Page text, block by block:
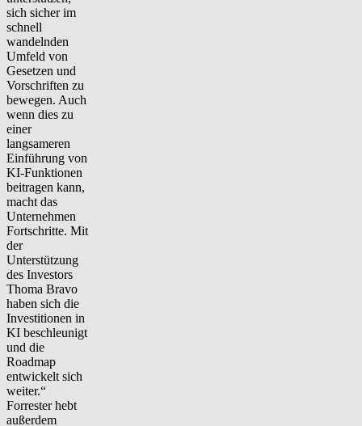
sich sicher im
schnell
wandelnden
Umfeld von
Gesetzen und
Vorschriften zu
bewegen. Auch
wenn dies zu
einer
langsameren
Einführung von
KI-Funktionen
beitragen kann,
macht das
Unternehmen
Fortschritte. Mit
der
Unterstützung
des Investors
Thoma Bravo
haben sich die
Investitionen in
KI beschleunigt
und die
Roadmap
entwickelt sich
weiter.“
Forrester hebt
außerdem